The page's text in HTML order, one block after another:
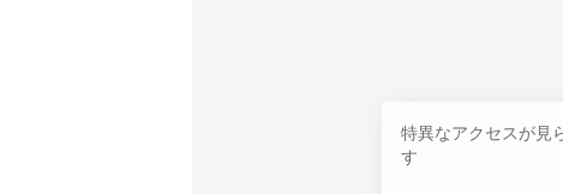
特異なアクセスが見
す